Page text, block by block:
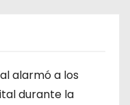
alarmó a los
durante la